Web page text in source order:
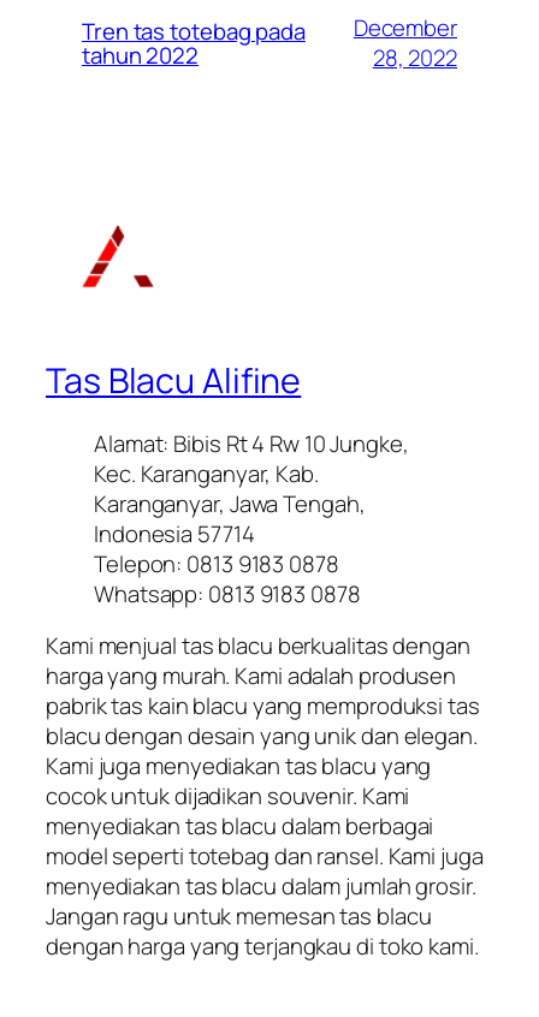
Tren tas totebag pada
tahun 2022
December
28, 2022
Tas Blacu Alifine
Alamat: Bibis Rt 4 Rw 10 Jungke,
Kec. Karanganyar, Kab.
Karanganyar, Jawa Tengah,
Indonesia 57714
Telepon: 0813 9183 0878
Whatsapp: 0813 9183 0878
Kami menjual tas blacu berkualitas dengan
harga yang murah. Kami adalah produsen
pabrik tas kain blacu yang memproduksi tas
blacu dengan desain yang unik dan elegan.
Kami juga menyediakan tas blacu yang
cocok untuk dijadikan souvenir. Kami
menyediakan tas blacu dalam berbagai
model seperti totebag dan ransel. Kami juga
menyediakan tas blacu dalam jumlah grosir.
Jangan ragu untuk memesan tas blacu
dengan harga yang terjangkau di toko kami.